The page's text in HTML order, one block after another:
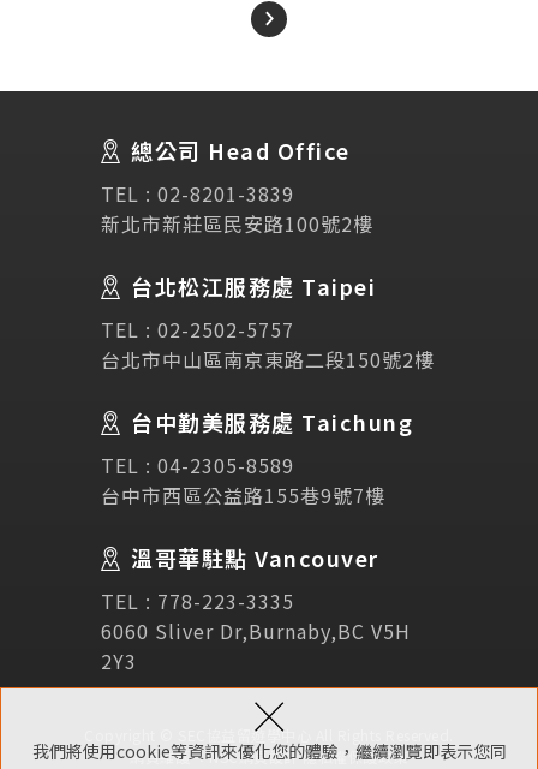
我們將使用cookie等資訊來優化您的體驗，繼續瀏覽即表示您同
×
諮詢表單
立即諮詢
About Us 關於我們
講座活動
Testimonial 學生推薦
Links 相關連結
總公司 Head Office
TEL : 02-8201-3839
新北市新莊區民安路100號2樓
台北松江服務處 Taipei
TEL : 02-2502-5757
台北市中山區南京東路二段150號2樓
台中勤美服務處 Taichung
TEL : 04-2305-8589
台中市西區公益路155巷9號7樓
溫哥華駐點 Vancouver
TEL : 778-223-3335
6060 Sliver Dr,Burnaby,BC V5H
2Y3
Copyright © SEC協益留遊學中心 All Rights Reserved.
網頁維護 ：NSC網頁設計 隱私權保護政策